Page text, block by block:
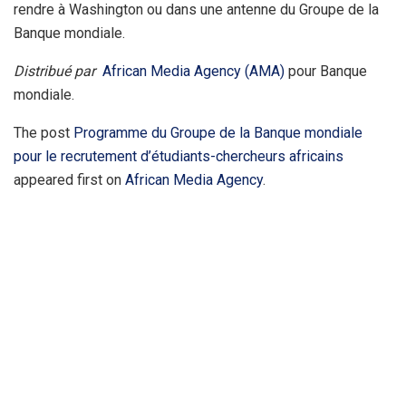
rendre à Washington ou dans une antenne du Groupe de la
Banque mondiale.
Distribué par African Media Agency (AMA) pour Banque
mondiale.
The post Programme du Groupe de la Banque mondiale
pour le recrutement d’étudiants-chercheurs africains
appeared first on African Media Agency.